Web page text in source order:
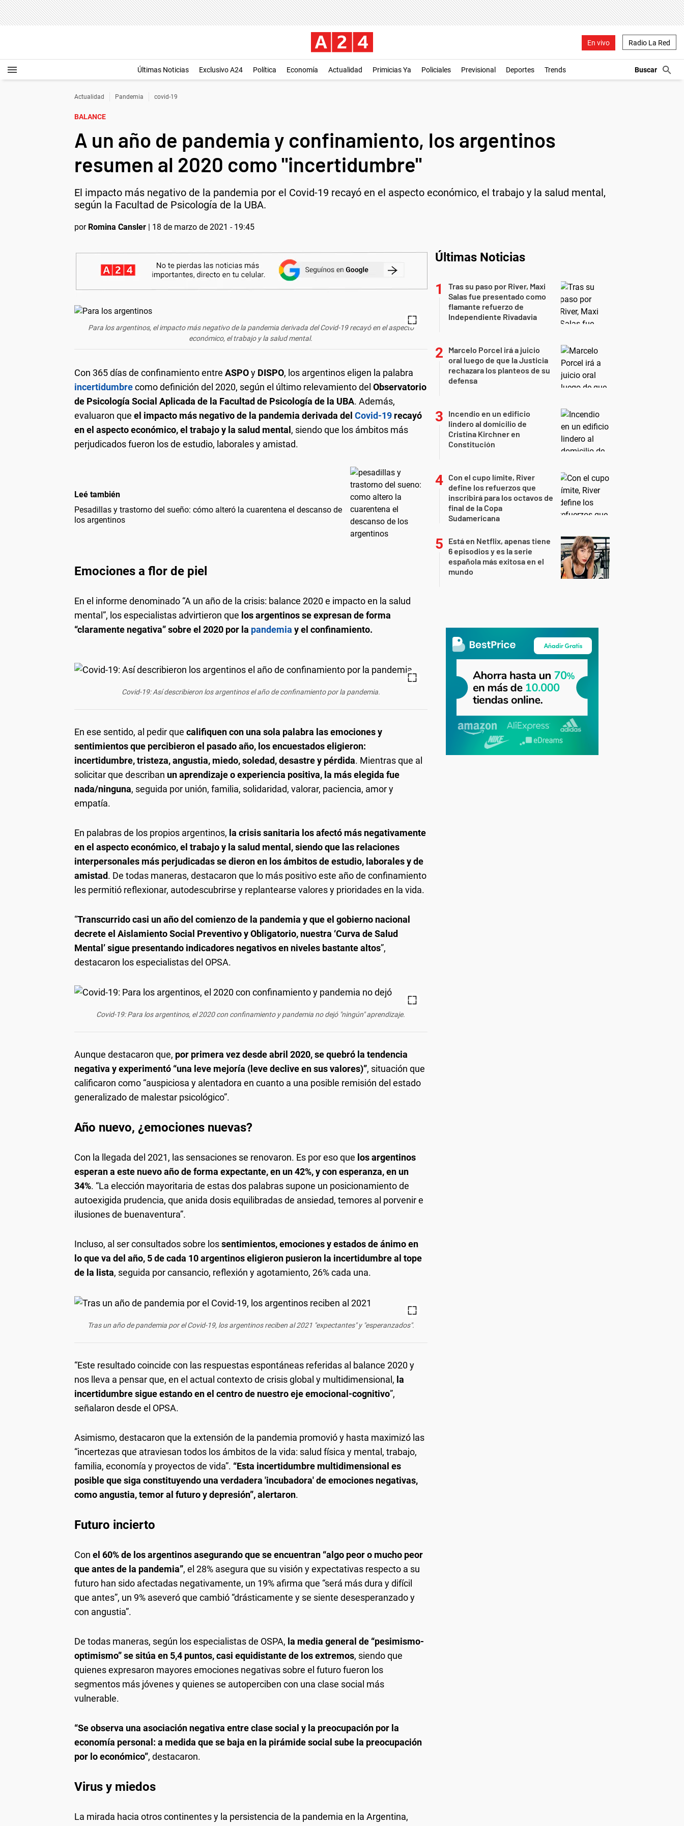
En vivo Radio La Red
Últimas Noticias Exclusivo A24 Política Economía Actualidad Primicias Ya Policiales Previsional Deportes Trends
Actualidad Pandemia covid-19
BALANCE
A un año de pandemia y confinamiento, los argentinos
resumen al 2020 como "incertidumbre"
El impacto más negativo de la pandemia por el Covid-19 recayó en el aspecto económico, el trabajo y la salud mental,
según la Facultad de Psicología de la UBA.
por Romina Cansler | 18 de marzo de 2021 - 19:45
Para los argentinos, el impacto más negativo de la pandemia derivada del Covid-19 recayó en el aspecto
económico, el trabajo y la salud mental.
Con 365 días de confinamiento entre ASPOy DISPO, los argentinos eligen la palabra
incertidumbrecomo definición del 2020, según el último relevamiento del Observatorio
de Psicología Social Aplicada de la Facultad de Psicología de la UBA. Además,
evaluaron que el impacto más negativo de la pandemia derivada del Covid-19 recayó
en el aspecto económico, el trabajo y la salud mental, siendo que los ámbitos más
perjudicados fueron los de estudio, laborales y amistad.
Leé también
Pesadillas y trastorno del sueño: cómo alteró la cuarentena el descanso de
los argentinos
Emociones a flor de piel
En el informe denominado “A un año de la crisis: balance 2020 e impacto en la salud
mental”, los especialistas advirtieron que los argentinos se expresan de forma
“claramente negativa” sobre el 2020 por la pandemia y el confinamiento.
Covid-19: Así describieron los argentinos el año de confinamiento por la pandemia.
En ese sentido, al pedir que califiquen con una sola palabra las emociones y
sentimientos que percibieron el pasado año, los encuestados eligieron:
incertidumbre, tristeza, angustia, miedo, soledad, desastre y pérdida. Mientras que al
solicitar que describan un aprendizaje o experiencia positiva, la más elegida fue
nada/ninguna, seguida por unión, familia, solidaridad, valorar, paciencia, amor y
empatía.
En palabras de los propios argentinos, la crisis sanitaria los afectó más negativamente
en el aspecto económico, el trabajo y la salud mental, siendo que las relaciones
interpersonales más perjudicadas se dieron en los ámbitos de estudio, laborales y de
amistad. De todas maneras, destacaron que lo más positivo este año de confinamiento
les permitió reflexionar, autodescubrirse y replantearse valores y prioridades en la vida.
“Transcurrido casi un año del comienzo de la pandemia y que el gobierno nacional
decrete el Aislamiento Social Preventivo y Obligatorio, nuestra ‘Curva de Salud
Mental’ sigue presentando indicadores negativos en niveles bastante altos”,
destacaron los especialistas del OPSA.
Covid-19: Para los argentinos, el 2020 con confinamiento y pandemia no dejó "ningún" aprendizaje.
Aunque destacaron que, por primera vez desde abril 2020, se quebró la tendencia
negativa y experimentó “una leve mejoría (leve declive en sus valores)”, situación que
calificaron como “auspiciosa y alentadora en cuanto a una posible remisión del estado
generalizado de malestar psicológico”.
Año nuevo, ¿emociones nuevas?
Con la llegada del 2021, las sensaciones se renovaron. Es por eso que los argentinos
esperan a este nuevo año de forma expectante, en un 42%, y con esperanza, en un
34%. “La elección mayoritaria de estas dos palabras supone un posicionamiento de
autoexigida prudencia, que anida dosis equilibradas de ansiedad, temores al porvenir e
ilusiones de buenaventura”.
Incluso, al ser consultados sobre lossentimientos, emociones y estados de ánimo en
lo que va del año, 5 de cada 10 argentinos eligieron pusieron la incertidumbre al tope
de la lista, seguida por cansancio, reflexión y agotamiento, 26% cada una.
Tras un año de pandemia por el Covid-19, los argentinos reciben al 2021 "expectantes" y "esperanzados".
“Este resultado coincide con las respuestas espontáneas referidas al balance 2020 y
nos lleva a pensar que, en el actual contexto de crisis global y multidimensional, la
incertidumbre sigue estando en el centro de nuestro eje emocional-cognitivo”,
señalaron desde el OPSA.
Asimismo, destacaron que la extensión de la pandemia promovió y hasta maximizó las
“incertezas que atraviesan todos los ámbitos de la vida: salud física y mental, trabajo,
familia, economía y proyectos de vida”. “Esta incertidumbre multidimensional es
posible que siga constituyendo una verdadera 'incubadora' de emociones negativas,
como angustia, temor al futuro y depresión”, alertaron.
Futuro incierto
Con el 60% de los argentinos asegurando que se encuentran “algo peor o mucho peor
que antes de la pandemia”, el 28% asegura que su visión y expectativas respecto a su
futuro han sido afectadas negativamente, un 19% afirma que “será más dura y difícil
que antes”, un 9% aseveró que cambió “drásticamente y se siente desesperanzado y
con angustia”.
De todas maneras, según los especialistas de OSPA, la media general de “pesimismo-
optimismo” se sitúa en 5,4 puntos, casi equidistante de los extremos, siendo que
quienes expresaron mayores emociones negativas sobre el futuro fueron los
segmentos más jóvenes y quienes se autoperciben con una clase social más
vulnerable.
“Se observa una asociación negativa entre clase social y la preocupación por la
economía personal: a medida que se baja en la pirámide social sube la preocupación
por lo económico”, destacaron.
Virus y miedos
La mirada hacia otros continentes y la persistencia de la pandemia en la Argentina,
Últimas Noticias
Tras su paso por River, Maxi
Salas fue presentado como
flamante refuerzo de
Independiente Rivadavia
Marcelo Porcel irá a juicio
oral luego de que la Justicia
rechazara los planteos de su
defensa
Incendio en un edificio
lindero al domicilio de
Cristina Kirchner en
Constitución
Con el cupo límite, River
define los refuerzos que
inscribirá para los octavos de
final de la Copa
Sudamericana
Está en Netflix, apenas tiene
6 episodios y es la serie
española más exitosa en el
mundo